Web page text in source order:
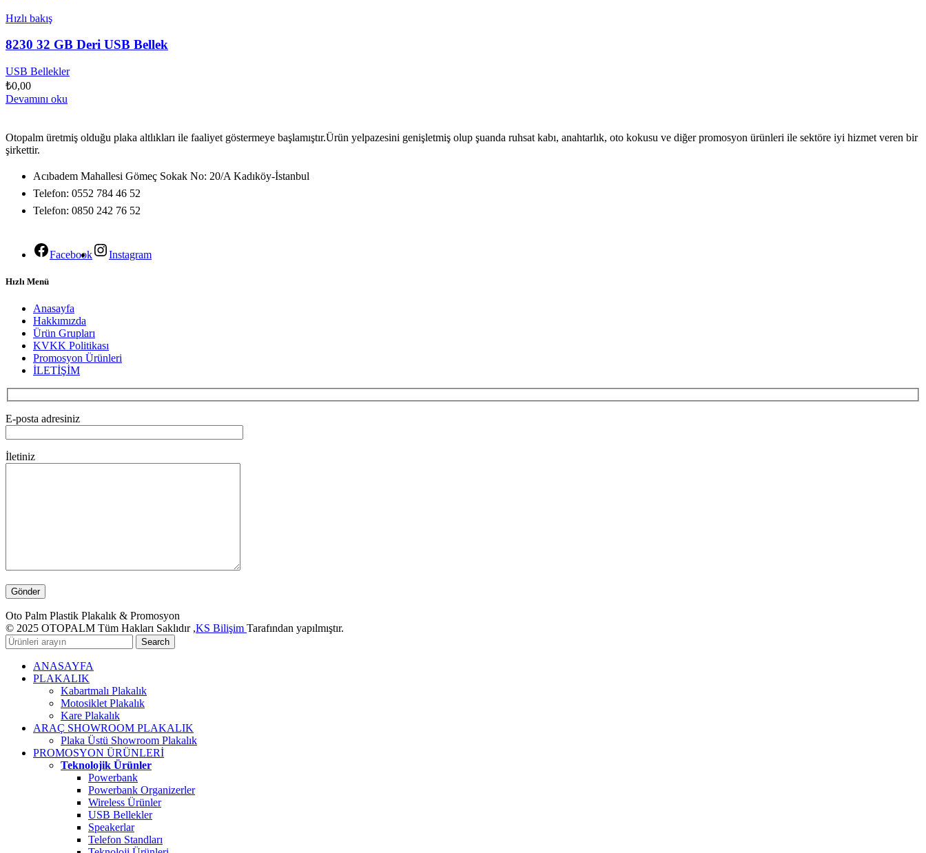
Hızlı bakış
8230 32 GB Deri USB Bellek
USB Bellekler
₺0,00
Devamını oku
Otopalm üretmiş olduğu plaka altlıkları ile faaliyet göstermeye başlamıştır.Ürün yelpazesini genişletmiş olup şuanda ruhsat kabı, anahtarlık, oto kokusu ve diğer promosyon ürünleri ile sektöre iyi hizmet veren bir
şirkettir.
Acıbadem Mahallesi Gömeç Sokak No: 20/A Kadıköy-İstanbul
Telefon: 0552 784 46 52
Telefon: 0850 242 76 52
Facebook Instagram
Hızlı Menü
Anasayfa
Hakkımızda
Ürün Grupları
KVKK Politikası
Promosyon Ürünleri
İLETİŞİM
E-posta adresiniz
İletiniz
Oto Palm Plastik Plakalık & Promosyon
© 2025 OTOPALM Tüm Hakları Saklıdır ,KS Bilişim Tarafından yapılmıştır.
Search
ANASAYFA
PLAKALIK
Kabartmalı Plakalık
Motosiklet Plakalık
Kare Plakalık
ARAÇ SHOWROOM PLAKALIK
Plaka Üstü Showroom Plakalık
PROMOSYON ÜRÜNLERİ
Teknolojik Ürünler
Powerbank
Powerbank Organizerler
Wireless Ürünler
USB Bellekler
Speakerlar
Telefon Standları